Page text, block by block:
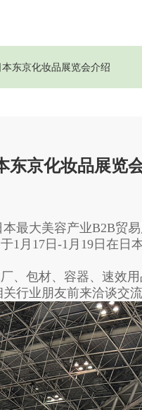
本东京化妆品展览会介绍
东京化妆品展览
最大美容产业B2B贸
1月17日-1月19日在
、包材、容器、速效
行业朋友前来洽谈交流